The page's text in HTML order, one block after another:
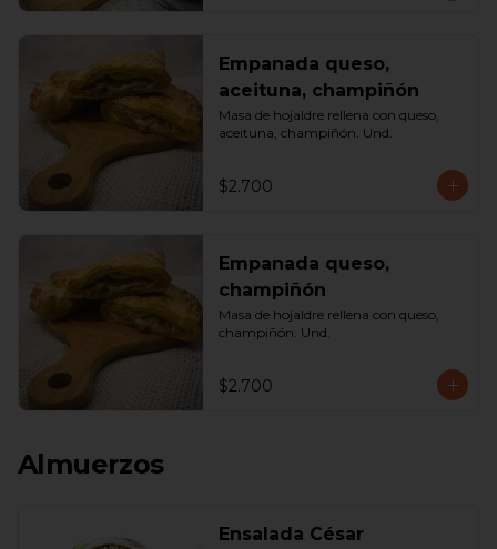
Empanada queso,
aceituna, champiñón
Masa de hojaldre rellena con queso,
aceituna, champiñón. Und.
$2.700
Empanada queso,
champiñón
Masa de hojaldre rellena con queso,
champiñón. Und.
$2.700
Almuerzos
Ensalada César